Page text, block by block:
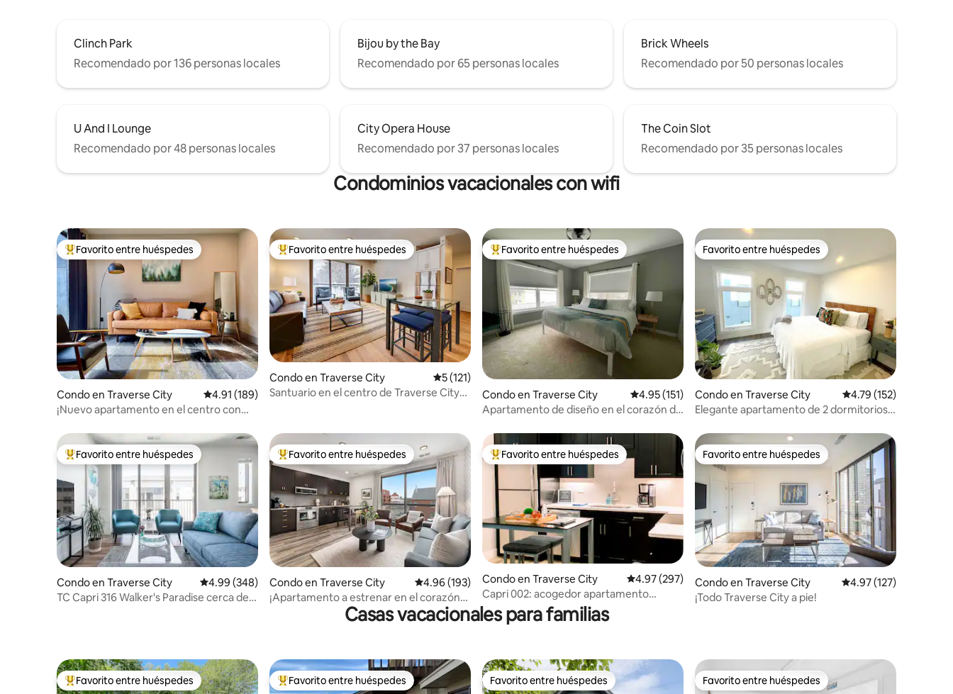
Clinch Park
Recomendado por 136 personas locales
Bijou by the Bay
Recomendado por 65 personas locales
Brick Wheels
Recomendado por 50 personas locales
U And I Lounge
Recomendado por 48 personas locales
City Opera House
Recomendado por 37 personas locales
The Coin Slot
Recomendado por 35 personas locales
Condominios vacacionales con wifi
Favorito entre huéspedes preferido
Favorito entre huéspedes
Condo en Traverse City Calificación promedio: 4.91 de 5, 189 reseñas
4.91 (189)
¡Nuevo apartamento en el centro con
Favorito entre huéspedes preferido
Favorito entre huéspedes
Condo en Traverse City Calificación promedio: 5 de 5, 121 reseñas
5 (121)
Santuario en el centro de Traverse City
Favorito entre huéspedes preferido
Favorito entre huéspedes
Condo en Traverse City Calificación promedio: 4.95 de 5, 151 reseñas
4.95 (151)
Apartamento de diseño en el corazón de
Favorito entre huéspedes
Favorito entre huéspedes
Condo en Traverse City Calificación promedio:
4.79 (152)
Elegante apartamento de 2 dormitorios
Favorito entre huéspedes preferido
Favorito entre huéspedes
Condo en Traverse City Calificación promedio: 4.99 de 5, 348 reseñas
4.99 (348)
TC Capri 316 Walker's Paradise cerca de
Favorito entre huéspedes preferido
Favorito entre huéspedes
Condo en Traverse City Calificación promedio: 4.96 de 5, 193 reseñas
4.96 (193)
¡Apartamento a estrenar en el corazón
de Traverse City!
Favorito entre huéspedes preferido
Favorito entre huéspedes
Condo en Traverse City Calificación promedio: 4.97 de 5, 297 reseñas
4.97 (297)
Capri 002: acogedor apartamento
céntrico cerca de todo
Favorito entre huéspedes
Favorito entre huéspedes
Condo en Traverse City Calificación promedio:
4.97 (127)
¡Todo Traverse City a pie!
Casas vacacionales para familias
Favorito entre huéspedes preferido
Favorito entre huéspedes Favorito entre huéspedes preferido
Favorito entre huéspedes Favorito entre huéspedes
Favorito entre huéspedes Favorito entre huéspedes
Favorito entre huéspedes